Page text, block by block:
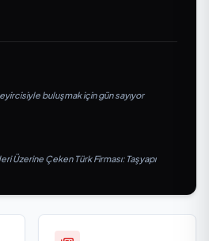
seyircisiyle buluşmak için gün sayıyor
Üzerine Çeken Türk Firması: Taşyapı